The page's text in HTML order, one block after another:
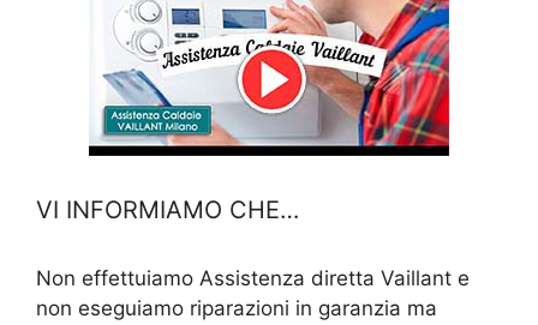
VI INFORMIAMO CHE…
Non effettuiamo Assistenza diretta Vaillant e
non eseguiamo riparazioni in garanzia ma